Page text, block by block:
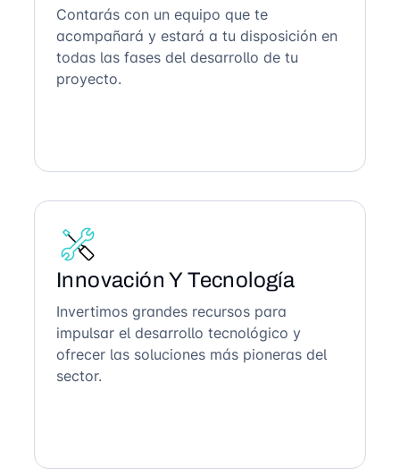
Contarás con un equipo que te
acompañará y estará a tu disposición en
todas las fases del desarrollo de tu
proyecto.
Innovación Y Tecnología
Invertimos grandes recursos para
impulsar el desarrollo tecnológico y
ofrecer las soluciones más pioneras del
sector.